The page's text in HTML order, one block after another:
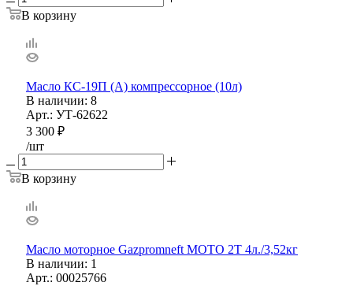
В корзину
Масло КС-19П (А) компрессорное (10л)
В наличии: 8
Арт.: УТ-62622
3 300 ₽
/шт
В корзину
Масло моторное Gazpromneft MOTO 2T 4л./3,52кг
В наличии: 1
Арт.: 00025766